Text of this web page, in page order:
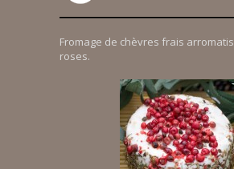
Fromage de chèvres frais
roses.